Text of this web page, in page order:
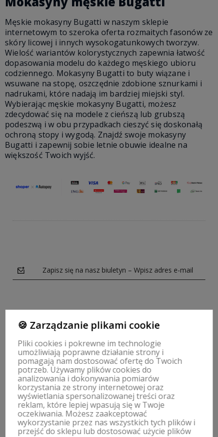
Męskie mokasyny Bugatti w naszym sklepie
internetowym to szeroka oferta rozmaitych fasonów ze
skóry licowej i innych wysokogatunkowych tworzyw.
Wielość wariantów kolorystycznych zapewnia łatwość
dopasowania modelu do każdego męskiego ubioru
codziennego. Mokasyny Bugatti to buty wiązane i
wsuwane na stopę, oszczędnie zdobione sznurkami i
nadrukami, które nadają im bardziej miejski styl.
Wybierając męskie mokasyny Bugatti, możesz
zdecydować się na modele z cieńszą lub grubszą
podeszwą i w obu przypadkach cieszyć się doskonałą
ochroną stopy i wygodą. Znajdź swoje mokasyny
Bugatti i zapewnij sobie letnie obuwie idealne na
większość Twoich wyjść.
Zapisz się na nasz biuletyn – Wpisz adres e-mail
polityce prywatności
Obserwuj nas na
ZWROTY, WYMIANY | REGULAMIN
MOJE KONTO
🍪 Zarządzanie plikami cookie
Pliki cookies i pokrewne im technologie
umożliwiają poprawne działanie strony i
pomagają nam dostosować ofertę do Twoich
potrzeb. Używamy plików cookies do
analizowania i dokonywania pomiarów
korzystania ze strony internetowej oraz
wyświetlania spersonalizowanej treści oraz
reklam, które lepiej wpasują się w Twoje
oczekiwania. Możesz zaakceptować
wykorzystanie przez nas wszystkich tych plików i
przejść do sklepu lub dostosować użycie plików